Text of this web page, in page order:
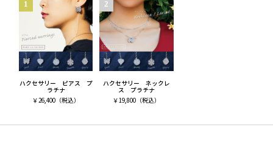
ハクセサリー ピアス プ
ラチナ
￥26,400（税込）
ハクセサリー ネックレ
ス プラチナ
￥19,800（税込）